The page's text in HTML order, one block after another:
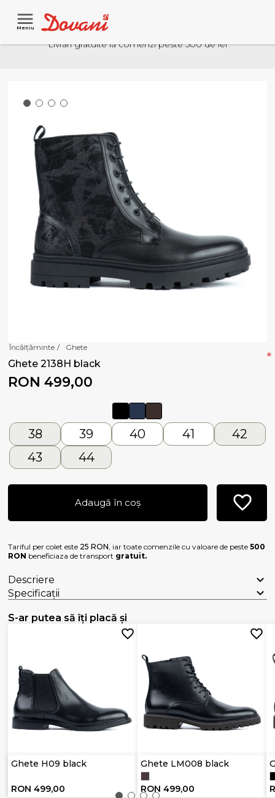
Meniu
Livrari gratuite la comenzi peste 500 de lei
Încălțăminte / Ghete
Ghete 2138H black
RON 499,00
*
38 39 40 41
42
43
44
Adaugă în coș
Tariful per colet este 25 RON , iar toate comenzile cu valoare de peste500
RON beneficiaza de transport gratuit.
Descriere
Specificații
S-ar putea să îți placă și
Ghete H09 black
RON 499,00
Ghete LM008 black
RON 499,00